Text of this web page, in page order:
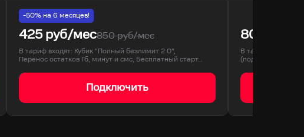
-50% на 6 месяцев!
425руб/мес850руб/мес
В тариф входят: Кубик "Полный безлимит 2.0",
Перенос остатков Гб, минут и смс, Бесплатный старт…
Подключить
800
В тариф входят:
(подключается